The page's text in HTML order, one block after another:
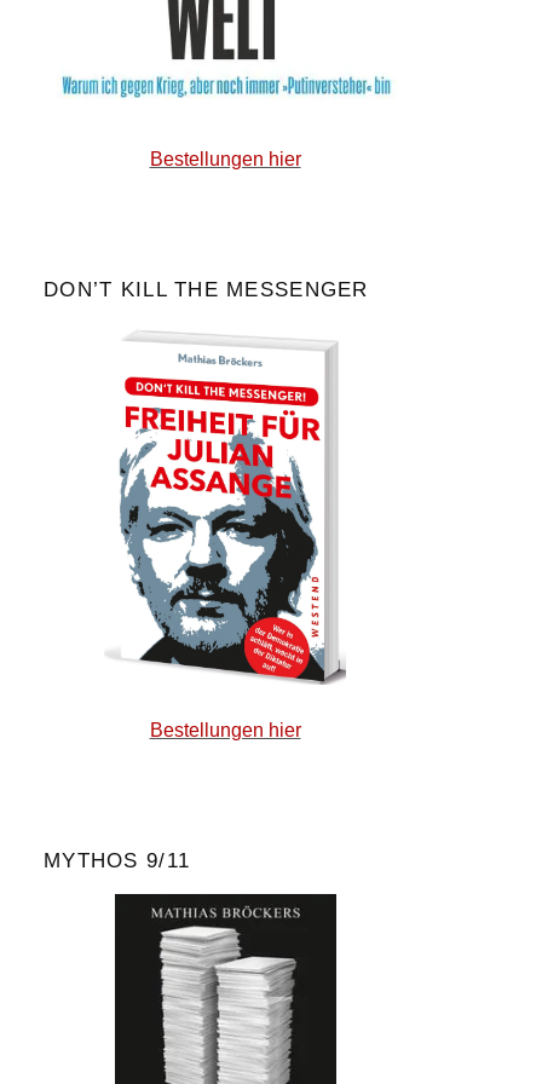
Bestellungen hier
DON’T KILL THE MESSENGER
Bestellungen hier
MYTHOS 9/11